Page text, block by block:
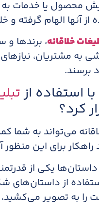
محصول یا خدمات
از آنها الهام گرفته
خلاقانه، برندها و
به مشتریان،
برسند.
استفاده از
کرد؟
می‌تواند به شما
راهکار برای این
داستان‌ها یکی از
از داستان‌های
را به تصویر می‌کشید،